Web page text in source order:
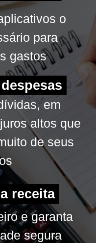
o
para
gastos
o
para
gastos
em
altos que
de seus
em
altos que
de seus
receita
receita
e garanta
segura
e garanta
segura